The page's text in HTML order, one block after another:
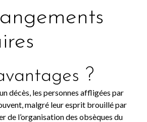
?
décès, les personnes affligées par
malgré leur esprit brouillé par
de l’organisation des obsèques du